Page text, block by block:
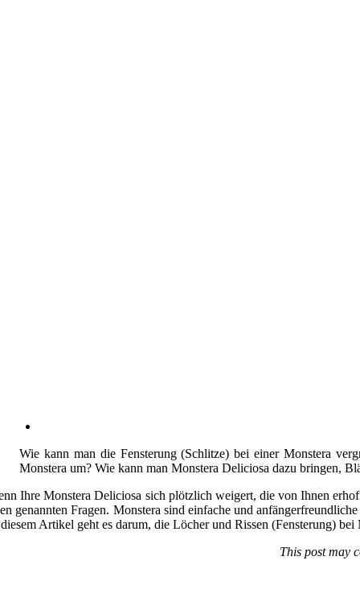
Wie kann man die Fensterung (Schlitze) bei einer Monstera
Monstera um? Wie kann man Monstera Deliciosa dazu bringen,
Ihre Monstera Deliciosa sich plötzlich weigert, die von Ihnen
genannten Fragen. Monstera sind einfache und
Artikel geht es darum, die Löcher und Rissen (Fensterung)
This post may